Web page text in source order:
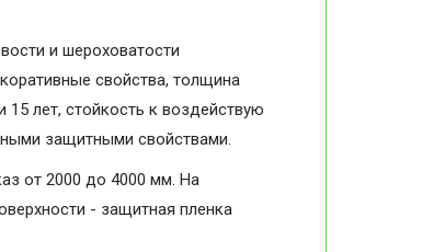
и шероховатости
свойства, толщина
15 лет, стойкость к воздействую
защитными свойствами.
от 2000 до 4000 мм. На
- защитная пленка